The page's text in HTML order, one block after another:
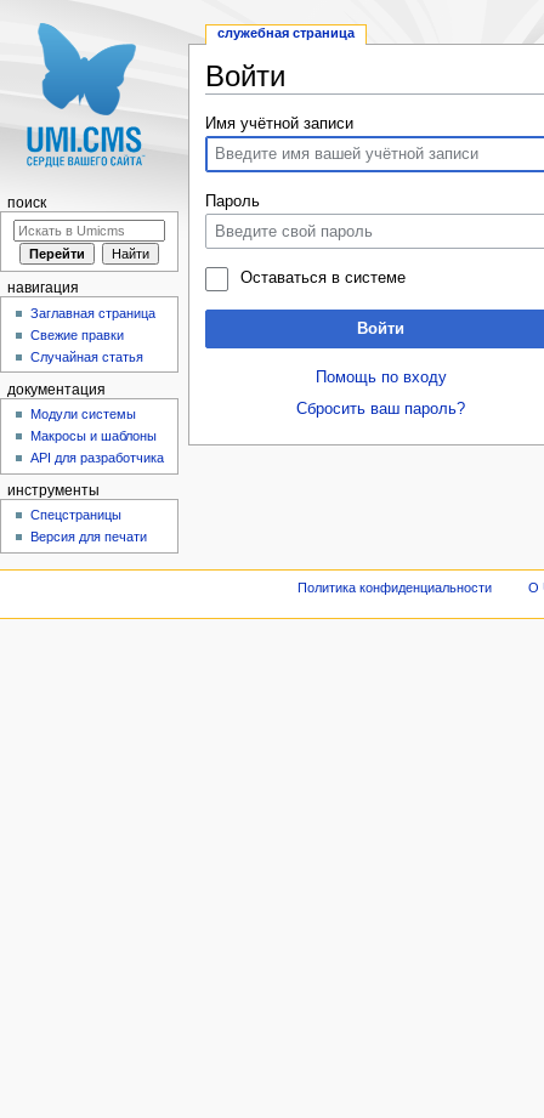
Войти
Имя учётной записи
Пароль
Оставаться в системе
Войти
Помощь по входу
Сбросить ваш пароль?
служебная страница
поиск
навигация
Заглавная страница
Свежие правки
Случайная статья
документация
Модули системы
Макросы и шаблоны
API для разработчика
инструменты
Спецстраницы
Версия для печати
Политика конфиденциальности О